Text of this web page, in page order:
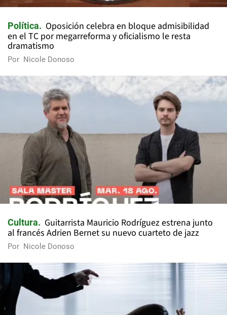
Política
Oposición celebra en bloque admisibilidad
en el TC por megarreforma y oficialismo le resta
dramatismo
Por Nicole Donoso
Cultura
Guitarrista Mauricio Rodríguez estrena junto
al francés Adrien Bernet su nuevo cuarteto de jazz
Por Nicole Donoso